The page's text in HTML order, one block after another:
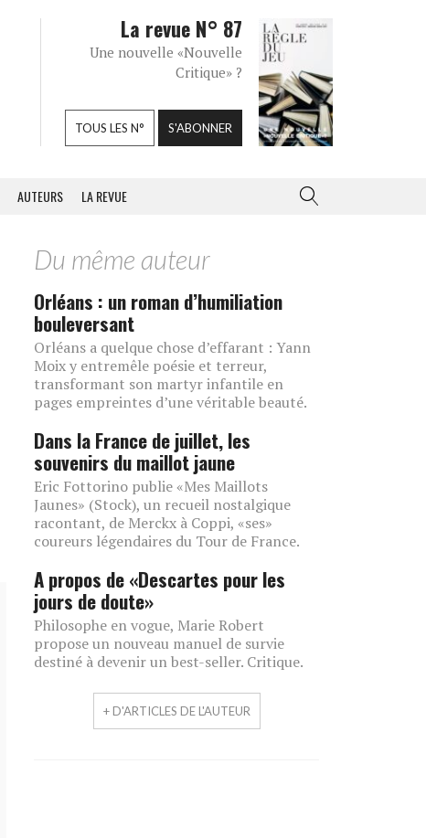
La revue N° 87
Une nouvelle «Nouvelle
Critique» ?
TOUS LES N° S'ABONNER
AUTEURS LA REVUE
Du même auteur
Orléans : un roman d’humiliation
bouleversant
Orléans a quelque chose d’effarant : Yann
Moix y entremêle poésie et terreur,
transformant son martyr infantile en
pages empreintes d’une véritable beauté.
Dans la France de juillet, les
souvenirs du maillot jaune
Eric Fottorino publie «Mes Maillots
Jaunes» (Stock), un recueil nostalgique
racontant, de Merckx à Coppi, «ses»
coureurs légendaires du Tour de France.
A propos de «Descartes pour les
jours de doute»
Philosophe en vogue, Marie Robert
propose un nouveau manuel de survie
destiné à devenir un best-seller. Critique.
+ D'ARTICLES DE L'AUTEUR